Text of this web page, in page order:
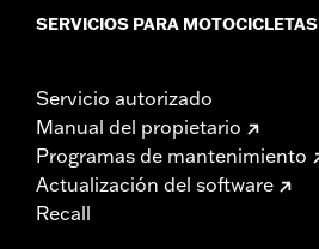
SERVICIOS PARA MOTOCICLETAS
Servicio autorizado
Manual del propietario
Programas de mantenimiento
Actualización del software
Recall